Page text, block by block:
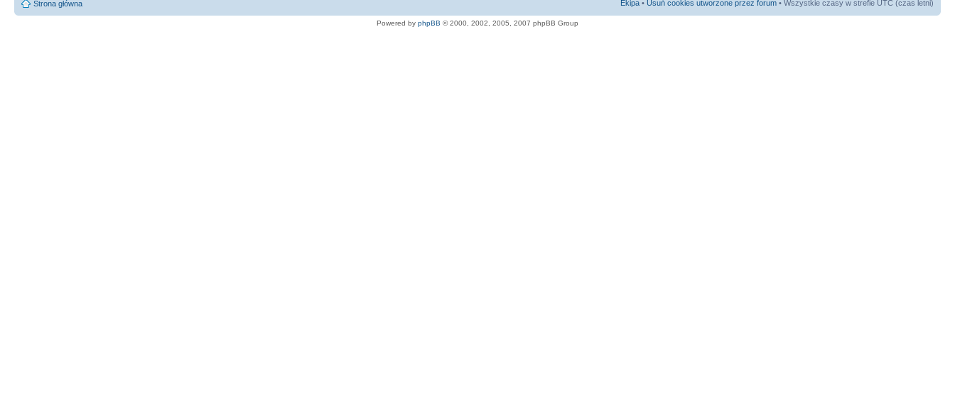
Strona główna Ekipa • Usuń cookies utworzone przez forum • Wszystkie czasy w strefie UTC (czas letni)
Powered by phpBB © 2000, 2002, 2005, 2007 phpBB Group